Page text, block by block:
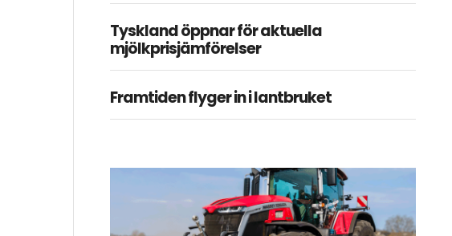
Tyskland öppnar för aktuella
mjölkprisjämförelser
Framtiden flyger in i lantbruket